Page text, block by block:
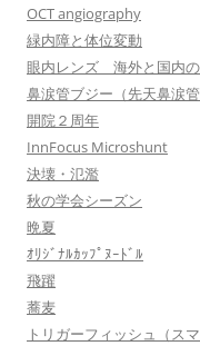
OCT angiography
緑内障と体位変動
眼内レンズ 海外と国内
鼻涙管ブジー（先天鼻涙管
開院２周年
InnFocus Microshunt
決壊・氾濫
秋の学会シーズン
晩夏
ｵﾘｼﾞﾅﾙｶｯﾌﾟﾇｰﾄﾞﾙ
飛躍
蕎麦
トリガーフィッシュ（ス